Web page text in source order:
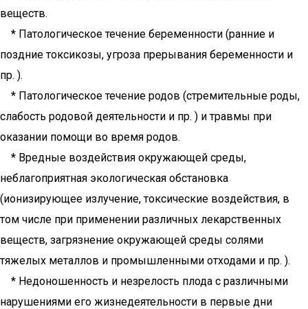
веществ.
* Патологическое течение беременности (ранние и
поздние токсикозы, угроза прерывания беременности и
пр. ).
* Патологическое течение родов (стремительные роды,
слабость родовой деятельности и пр. ) и травмы при
оказании помощи во время родов.
* Вредные воздействия окружающей среды,
неблагоприятная экологическая обстановка
(ионизирующее излучение, токсические воздействия, в
том числе при применении различных лекарственных
веществ, загрязнение окружающей среды солями
тяжелых металлов и промышленными отходами и пр. ).
* Недоношенность и незрелость плода с различными
нарушениями его жизнедеятельности в первые дни